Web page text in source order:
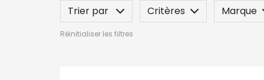
Trier par Critères Marque
Spécificité
Réinitialiser les filtres